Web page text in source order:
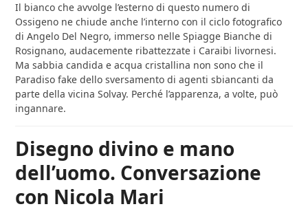
Il bianco che avvolge l’esterno di questo numero di
Ossigeno ne chiude anche l’interno con il ciclo fotografico
di Angelo Del Negro, immerso nelle Spiagge Bianche di
Rosignano, audacemente ribattezzate i Caraibi livornesi.
Ma sabbia candida e acqua cristallina non sono che il
Paradiso fake dello sversamento di agenti sbiancanti da
parte della vicina Solvay. Perché l’apparenza, a volte, può
ingannare.
Disegno divino e mano
dell’uomo. Conversazione
con Nicola Mari